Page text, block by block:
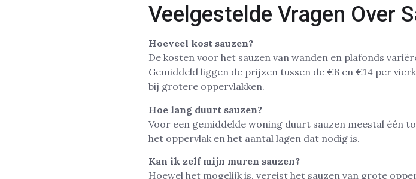
Veelgestelde Vragen Over
Hoeveel kost sauzen?
De kosten voor het sauzen van wanden en plafonds
Gemiddeld liggen de prijzen tussen de €8 en €14 per
bij grotere oppervlakken.
Hoe lang duurt sauzen?
Voor een gemiddelde woning duurt sauzen meestal één
het oppervlak en het aantal lagen dat nodig is.
Kan ik zelf mijn muren sauzen?
Hoewel het mogelijk is, vereist het sauzen van grote